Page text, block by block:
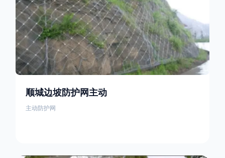
顺城边坡防护网主动
主动防护网